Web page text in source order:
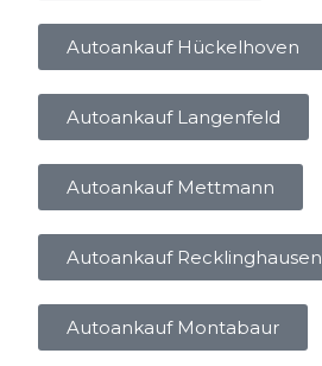
Autoankauf Hückelhoven
Autoankauf Langenfeld
Autoankauf Mettmann
Autoankauf Recklinghausen
Autoankauf Montabaur